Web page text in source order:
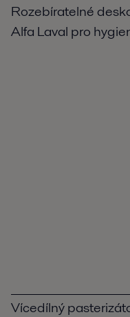
Rozebíratelné
Alfa Laval pro
Vícedílný